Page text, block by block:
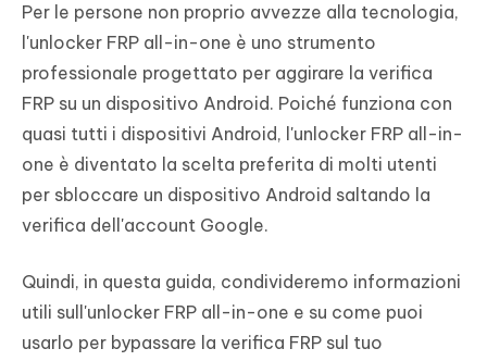
Per le persone non proprio avvezze alla tecnologia,
l'unlocker FRP all-in-one è uno strumento
professionale progettato per aggirare la verifica
FRP su un dispositivo Android. Poiché funziona con
quasi tutti i dispositivi Android, l'unlocker FRP all-in-
one è diventato la scelta preferita di molti utenti
per sbloccare un dispositivo Android saltando la
verifica dell'account Google.
Quindi, in questa guida, condivideremo informazioni
utili sull'unlocker FRP all-in-one e su come puoi
usarlo per bypassare la verifica FRP sul tuo